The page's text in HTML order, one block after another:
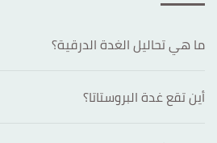
ما هي تحاليل الغدة الدرقية؟
أين تقع غدة البروستاتا؟